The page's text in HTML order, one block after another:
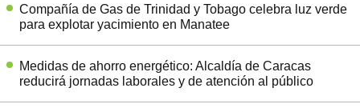
Compañía de Gas de Trinidad y Tobago celebra luz verde
para explotar yacimiento en Manatee
Medidas de ahorro energético: Alcaldía de Caracas
reducirá jornadas laborales y de atención al público